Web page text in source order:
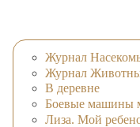
Журнал
Журнал
В деревне
Боевые машины
Лиза. Мой